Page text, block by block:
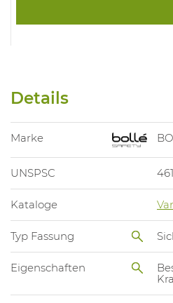
Details
Marke
UNSPSC
Kataloge
Typ Fassung
Eigenschaften